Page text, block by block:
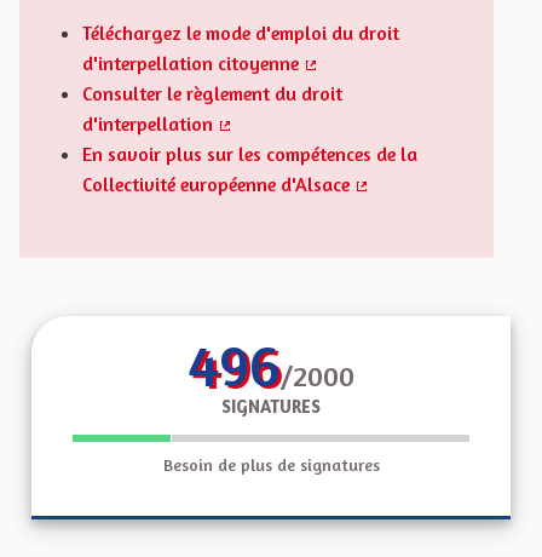
Téléchargez le mode d'emploi du droit
d'interpellation citoyenne
(Lien externe)
Consulter le règlement du droit
d'interpellation
(Lien externe)
En savoir plus sur les compétences de la
Collectivité européenne d'Alsace
496/2000
SIGNATURES
Besoin de plus de signatures